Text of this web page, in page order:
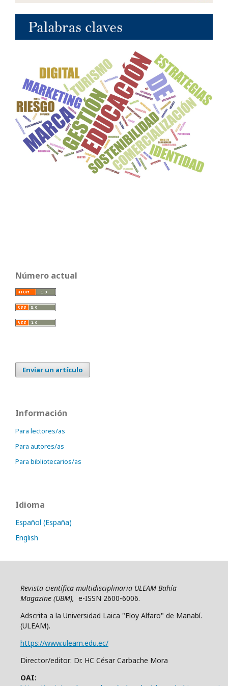
Número actual
Enviar un artículo
Información
Para lectores/as
Para autores/as
Para bibliotecarios/as
Idioma
Español (España)
English
Revista científica multidisciplinaria ULEAM Bahía
Magazine (UBM), e-ISSN 2600-6006.
Adscrita a la Universidad Laica "Eloy Alfaro" de Manabí.
(ULEAM).
https://www.uleam.edu.ec/
Director/editor: Dr. HC César Carbache Mora
OAI: